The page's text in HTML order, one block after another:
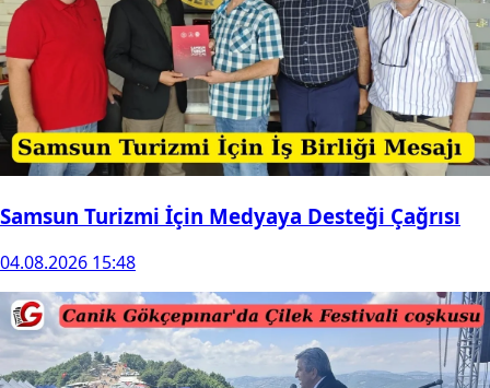
Samsun Turizmi İçin Medyaya Desteği Çağrısı
04.08.2026 15:48